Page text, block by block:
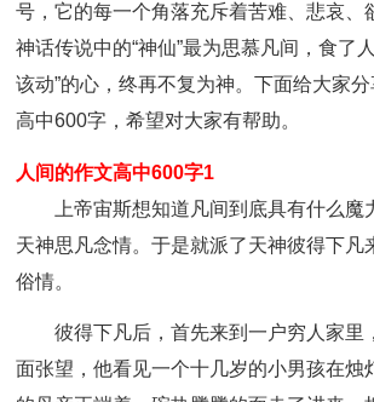
号，它的每一个角落充斥着苦难、悲哀
神话传说中的“神仙”最为思慕凡间，食了
该动”的心，终再不复为神。下面给大家
高中600字，希望对大家有帮助。
人间的作文高中600字1
上帝宙斯想知道凡间到底具有什么魔
天神思凡念情。于是就派了天神彼得下凡
俗情。
彼得下凡后，首先来到一户穷人家里
面张望，他看见一个十几岁的小男孩在烛